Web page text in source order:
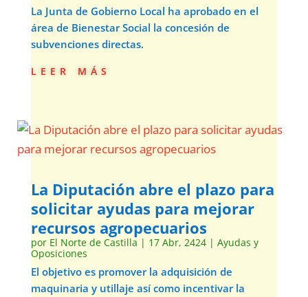
La Junta de Gobierno Local ha aprobado en el
área de Bienestar Social la concesión de
subvenciones directas.
leer más
La Diputación abre el plazo para
solicitar ayudas para mejorar
recursos agropecuarios
por El Norte de Castilla | 17 Abr, 2424| Ayudas y
Oposiciones
El objetivo es promover la adquisición de
maquinaria y utillaje así como incentivar la